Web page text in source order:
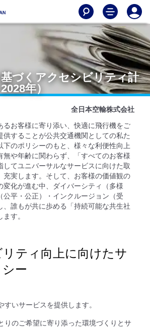
づくアクセシビリティ計
年）
全日本空輸株式会社
るお客様に寄り添い、快適に飛行機をご
供することが公共交通機関としての私た
下のポリシーのもと、様々な利便性向上
無や年齢に関わらず、「すべてのお客様
してユニバーサルなサービスに向けた取
充実します。そして、お客様の価値観の
変化が進む中、ダイバーシティ（多様
公平・公正）・インクルージョン（受
、誰もが共に歩める「持続可能な共生社
す。
ティ向上に向けたサ
ー
すいサービスを提供します。
りのご希望に寄り添った環境づくりとサ